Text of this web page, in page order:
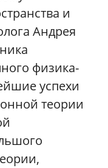
и
Андрея
физика-
успехи
теории